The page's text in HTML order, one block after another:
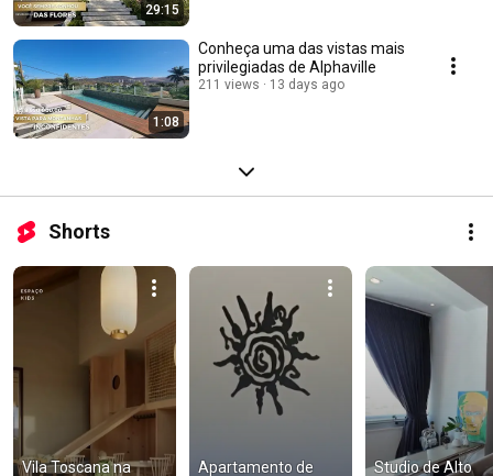
29:15
1:08
Conheça uma das vistas mais
privilegiadas de Alphaville
211 views 13 days ago
Shorts
Vila Toscana na Apartamento de Studio de Alto